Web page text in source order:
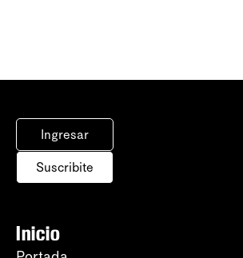
Ingresar
Suscribite
Inicio